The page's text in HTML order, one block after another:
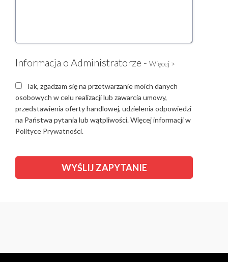
Informacja o Administratorze - Więcej >
Tak, zgadzam się na przetwarzanie moich danych
osobowych w celu realizacji lub zawarcia umowy,
przedstawienia oferty handlowej, udzielenia odpowiedzi
na Państwa pytania lub wątpliwości. Więcej informacji w
Polityce Prywatności.